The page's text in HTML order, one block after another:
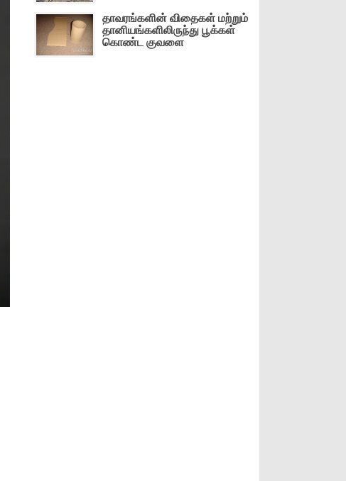
தாவரங்களின் விதைகள் மற்றும்
தானியங்களிலிருந்து பூக்கள்
கொண்ட குவளை